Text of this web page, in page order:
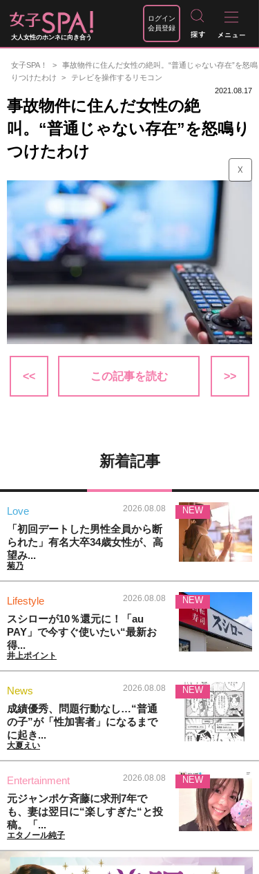
大人女性のホンネに向き合う
ログイン
会員登録
女子SPA！
事故物件に住んだ女性の絶叫。“普通じゃない存在”を怒鳴
りつけたわけ
テレビを操作するリモコン
2021.08.17
事故物件に住んだ女性の絶
叫。“普通じゃない存在”を怒鳴り
つけたわけ
☓
<< この記事を読む >>
新着記事
Love 2026.08.08
「初回デートした男性全員から断
られた」有名大卒34歳女性が、高
望み...
菊乃
NEW
Lifestyle 2026.08.08
スシローが10％還元に！「au
PAY」で今すぐ使いたい“最新お
得...
井上ポイント
NEW
News 2026.08.08
成績優秀、問題行動なし…“普通
の子”が「性加害者」になるまで
に起き...
大夏えい
NEW
Entertainment 2026.08.08
元ジャンポケ斉藤に求刑7年で
も、妻は翌日に“楽しすぎた“と投
稿。「...
エタノール純子
NEW